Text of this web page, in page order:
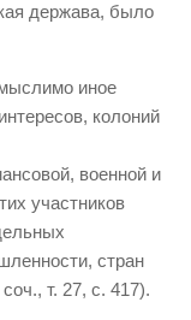
держава, было
иное
колоний
военной и
участников
стран
т. 27, с. 417).